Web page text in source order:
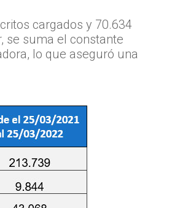
cargados y 70.634
se suma el constante
lo que aseguró una